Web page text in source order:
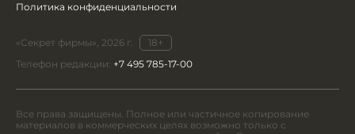
Политика конфиденциальности
«Секрет фирмы», 2026 г.
18+
Телефон редакции: +7 495 785-17-00
Все права защищены. Полное или частичное копирование
материалов в коммерческих целях возможно только с